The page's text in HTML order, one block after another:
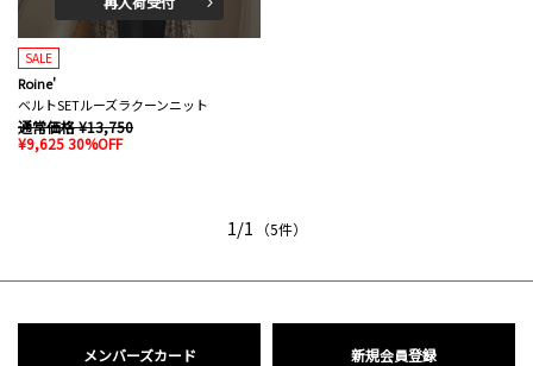
SALE
Roine'
ベルトSETルーズラクーンニット
通常価格 ¥13,750
¥9,625 30%OFF
1/1 （5件）
メンバーズカード 新規会員登録